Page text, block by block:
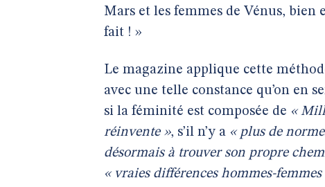
Mars et les femmes de Vénus,
fait ! »
Le magazine applique cette
avec une telle constance qu’on en
si la féminité est composée de «
réinvente », s’il n’y a « plus de
désormais à trouver son propre
« vraies différences hommes-femmes